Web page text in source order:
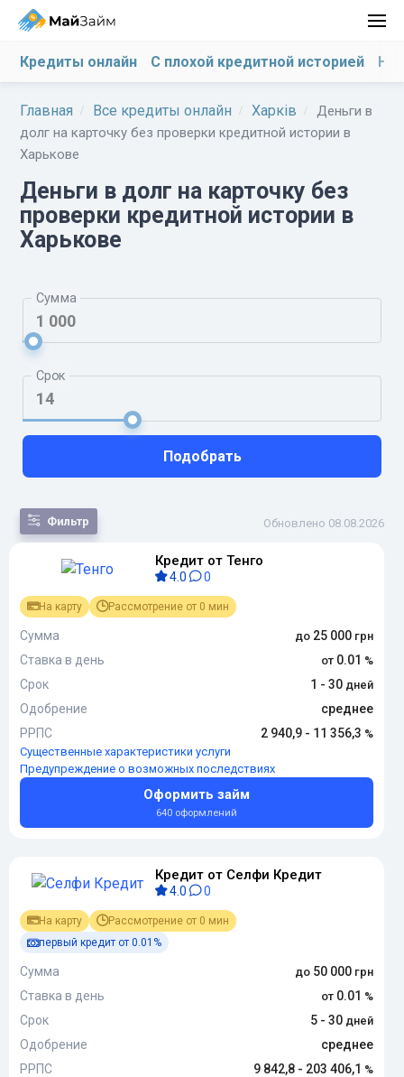
Кредиты онлайн С плохой кредитной историей На
Главная Все кредиты онлайн Харків
Деньги в
долг на карточку без проверки кредитной истории в
Харькове
Деньги в долг на карточку без
проверки кредитной истории в
Харькове
Сумма
Срок
Подобрать
Фильтр
По
По сумме
По сроку
По переплате
Обновлено 08.08.2026
Кредит от Тенго
4.0 0
На карту Рассмотрение от 0 мин
Сумма
25 000
Ставка в день
0.01
Срок
1 - 30
Одобрение
среднее
РРПС
2 940,9 - 11 356,3
Существенные характеристики услуги
Предупреждение о возможных последствиях
Оформить займ
640 оформлений
Кредит от Селфи Кредит
4.0 0
На карту
Рассмотрение от 0 мин
первый кредит от 0.01%
Сумма
50 000
Ставка в день
0.01
Срок
5 - 30
Одобрение
среднее
РРПС
9 842,8 - 203 406,1